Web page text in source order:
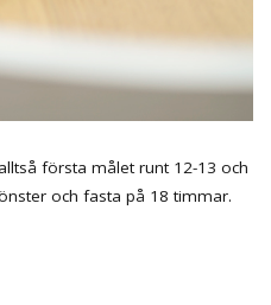
första målet runt 12-13 och
och fasta på 18 timmar.